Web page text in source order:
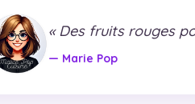
« Des fruits rouges
— Marie Pop